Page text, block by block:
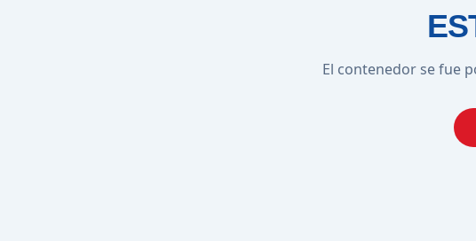
El contenedor se fue